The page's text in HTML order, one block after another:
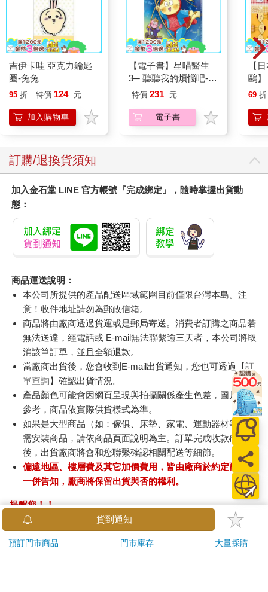
吉伊卡哇 亞克力鑰匙
圈-兔兔
95 折 特價 124 元
加入購物車
【電子書】星喵醫生
3─ 聽聽我的煩惱吧-實
現自我
特價 231 元
電子書
【
鷗
(8款
企鵝
69 折
訂購/退換貨須知
加入金石堂 LINE 官方帳號『完成綁定』，隨時掌握出貨動
態：
商品運送說明：
本公司所提供的產品配送區域範圍目前僅限台灣本島。注
意！收件地址請勿為郵政信箱。
商品將由廠商透過貨運或是郵局寄送。消費者訂購之商品若
無法送達，經電話或 E-mail無法聯繫逾三天者，本公司將取
消該筆訂單，並且全額退款。
當廠商出貨後，您會收到E-mail出貨通知，您也可透過【訂
單查詢】確認出貨情況。
產品顏色可能會因網頁呈現與拍攝關係產生色差，圖片僅供
參考，商品依實際供貨樣式為準。
如果是大型商品（如：傢俱、床墊、家電、運動器材等）及
需安裝商品，請依商品頁面說明為主。訂單完成收款確認
後，出貨廠商將會和您聯繫確認相關配送等細節。
偏遠地區、樓層費及其它加價費用，皆由廠商於約定配送時
一併告知，廠商將保留出貨與否的權利。
提醒您！！
金石堂及銀行均不會請您操作ATM! 如接獲電話要求您前往
ATM提款機，請不要聽從指示，以免受騙上當！
貨到通知
預訂門市商品 門市庫存 大量採購